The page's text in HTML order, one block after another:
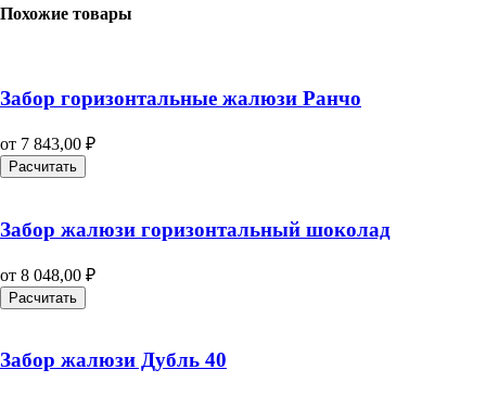
Похожие товары
Забор горизонтальные жалюзи Ранчо
от 7 843,00 ₽
Расчитать
Забор жалюзи горизонтальный шоколад
от 8 048,00 ₽
Расчитать
Забор жалюзи Дубль 40